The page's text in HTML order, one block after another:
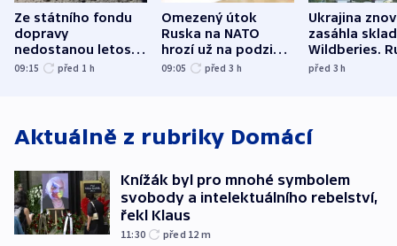
Ze státního fondu
dopravy
nedostanou letos
kraje na silnice ani
09:15 před 1 h
Omezený útok
Ruska na NATO
hrozí už na podzim,
varují tajné služby
09:05 před 3 h
Ukrajina
zasáhla
Wildberies.
útočili v
před 3h
Aktuálně z rubriky Domácí
Knížák byl pro mnohé symbolem
svobody a intelektuálního rebelství,
řekl Klaus
11:30 před 12 m